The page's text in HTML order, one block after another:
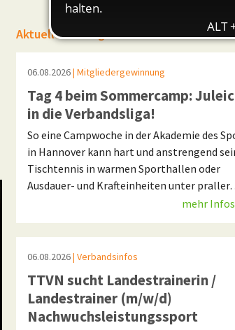
Aktuelle Beiträge
06.08.2026| Mitgliedergewinnung
Tag 4 beim Sommercamp:
in die Verbandsliga!
So eine Campwoche in der Akademie des
in Hannover kann hart und anstrengend
Tischtennis in warmen Sporthallen oder
Ausdauer- und Krafteinheiten unter
mehr Infos
06.08.2026| Verbandsinfos
TTVN sucht Landestrainerin /
Landestrainer (m/w/d)
Nachwuchsleistungssport